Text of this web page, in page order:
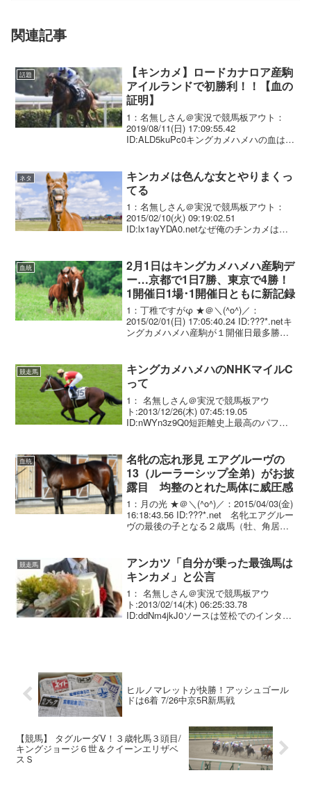
関連記事
話題
【キンカメ】ロードカナロア産駒
アイルランドで初勝利！！【血の
証明】
1：名無しさん＠実況で競馬板アウト：
2019/08/11(日) 17:09:55.42
ID:ALD5kuPc0キングカメハメハの血は世
8頭立て）で、ロードカナ...
ネタ
キンカメは色んな女とやりまくっ
てる
1：名無しさん＠実況で競馬板アウト：
2015/02/10(火) 09:19:02.51
ID:lx1ayYDA0.netなぜ俺のチンカメは未
血統
2月1日はキングカメハメハ産駒デ
ー…京都で1日7勝、東京で4勝！
1開催日1場･1開催日ともに新記録
1：丁稚ですがφ ★＠＼(^o^)／：
2015/02/01(日) 17:05:40.24 ID:???*.netキ
ングカメハメハ産駒が１開催日最多勝記
７、９、10Ｒで...
競走馬
キングカメハメハのNHKマイルC
って
1： 名無しさん＠実況で競馬板アウ
ト:2013/12/26(木) 07:45:19.05
ID:nWYn3z9Q0短距離史上最高のパフォ
血統
名牝の忘れ形見 エアグルーヴの
13（ルーラーシップ全弟）がお披
露目 均整のとれた馬体に威圧感
1：月の光 ★＠＼(^o^)／：2015/04/03(金)
16:18:43.56 ID:???*.net 名牝エアグルー
ヴの最後の子となる２歳馬（牡、角居、
馬撮影会に...
競走馬
アンカツ「自分が乗った最強馬は
キンカメ」と公言
1： 名無しさん＠実況で競馬板アウ
ト:2013/02/14(木) 06:25:33.78
ID:ddNm4jkJ0ソースは笠松でのインタビ
ヒルノマレットが快勝！アッシュゴール
ドは6着 7/26中京5R新馬戦
【競馬】 タグルーダV！３歳牝馬３頭目/
キングジョージ６世＆クイーンエリザベ
スＳ